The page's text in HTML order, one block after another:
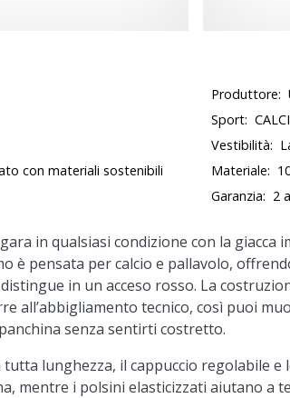
Produttore:
Sport:
Vestibilità:
con materiali sostenibili Materiale:
Garanzia: 2
in qualsiasi condizione con la giacca
è pensata per calcio e pallavolo,
in un acceso rosso. La
all’abbigliamento tecnico, così puoi
senza sentirti costretto.
lunghezza, il cappuccio regolabile
mentre i polsini elasticizzati aiutano a